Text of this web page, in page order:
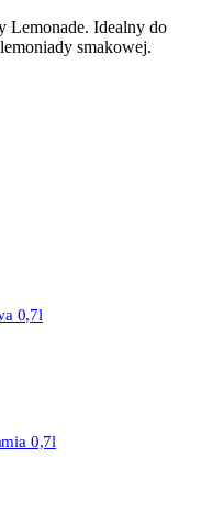
Lemonade. Idealny do
smakowej.
0,7l
0,7l